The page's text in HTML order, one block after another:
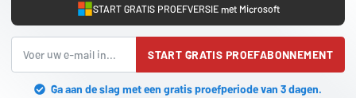
START GRATIS PROEFVERSIE met Microsoft
START GRATIS PROEFABONNEMENT
Ga aan de slag met een gratis proefperiode van 3 dagen.